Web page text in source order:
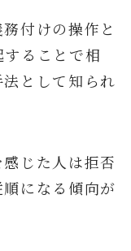
付けの操作と
ることで相
として知られ
じた人は拒否
になる傾向が